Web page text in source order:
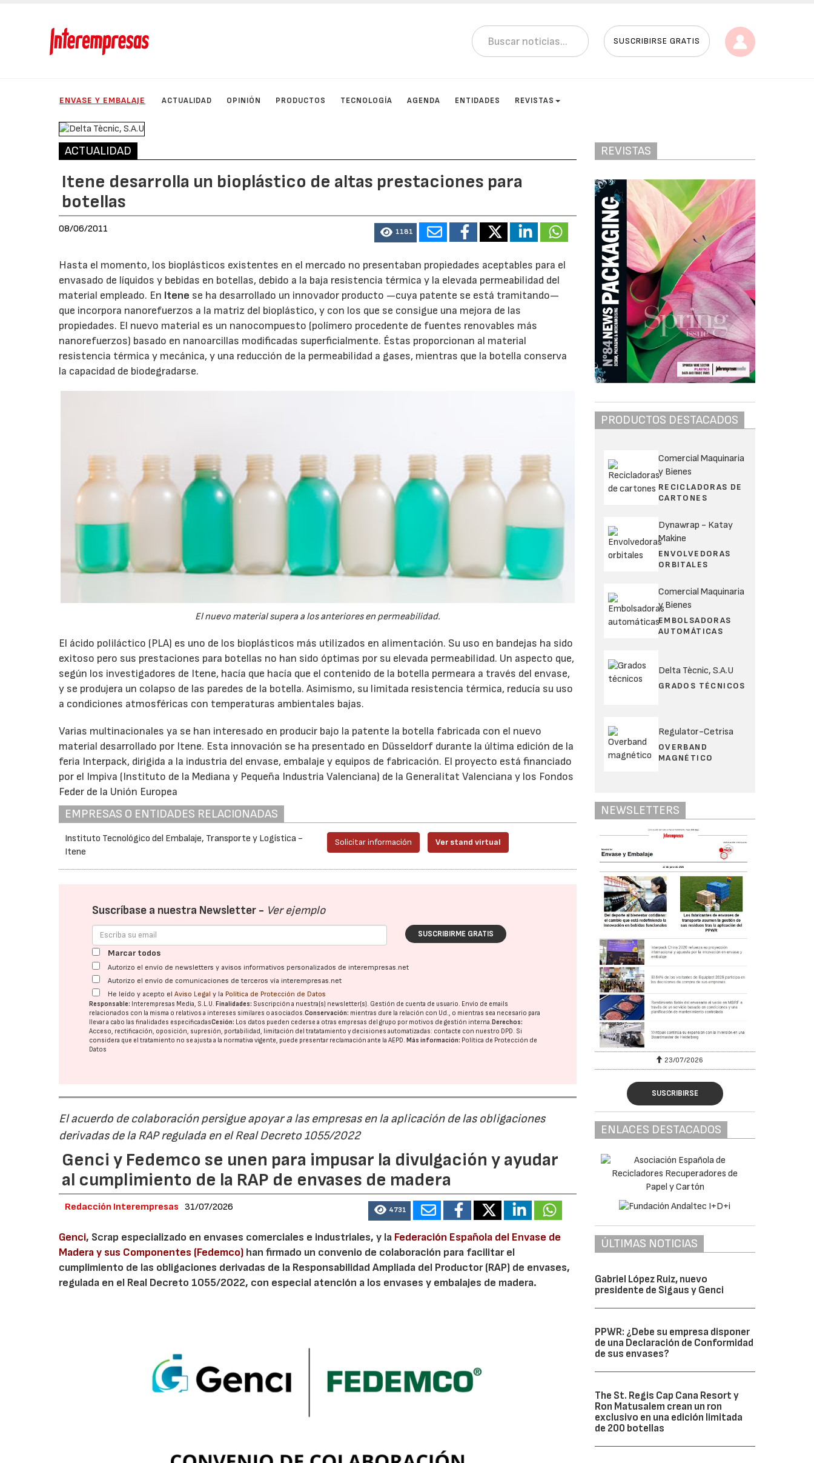
SUSCRIBIRSE GRATIS
ENVASE Y EMBALAJE ACTUALIDAD OPINIÓN PRODUCTOS TECNOLOGÍA AGENDA ENTIDADES REVISTAS
ACTUALIDAD
Itene desarrolla un bioplástico de altas prestaciones para
botellas
08/06/2011 1181
Hasta el momento, los bioplásticos existentes en el mercado no presentaban propiedades aceptables para el
envasado de líquidos y bebidas en botellas, debido a la baja resistencia térmica y la elevada permeabilidad del
material empleado. En Itene se ha desarrollado un innovador producto —cuya patente se está tramitando—
que incorpora nanorefuerzos a la matriz del bioplástico, y con los que se consigue una mejora de las
propiedades. El nuevo material es un nanocompuesto (polímero procedente de fuentes renovables más
nanorefuerzos) basado en nanoarcillas modificadas superficialmente. Éstas proporcionan al material
resistencia térmica y mecánica, y una reducción de la permeabilidad a gases, mientras que la botella conserva
la capacidad de biodegradarse.
El nuevo material supera a los anteriores en permeabilidad.
El ácido poliláctico (PLA) es uno de los bioplásticos más utilizados en alimentación. Su uso en bandejas ha sido
exitoso pero sus prestaciones para botellas no han sido óptimas por su elevada permeabilidad. Un aspecto que,
según los investigadores de Itene, hacía que hacía que el contenido de la botella permeara a través del envase,
y se produjera un colapso de las paredes de la botella. Asimismo, su limitada resistencia térmica, reducía su uso
a condiciones atmosféricas con temperaturas ambientales bajas.
Varias multinacionales ya se han interesado en producir bajo la patente la botella fabricada con el nuevo
material desarrollado por Itene. Esta innovación se ha presentado en Düsseldorf durante la última edición de la
feria Interpack, dirigida a la industria del envase, embalaje y equipos de fabricación. El proyecto está financiado
por el Impiva (Instituto de la Mediana y Pequeña Industria Valenciana) de la Generalitat Valenciana y los Fondos
Feder de la Unión Europea
EMPRESAS O ENTIDADES RELACIONADAS
Instituto Tecnológico del Embalaje, Transporte y Logística -
Itene
Solicitar información Ver stand virtual
Suscríbase a nuestra Newsletter - Ver ejemplo
SUSCRIBIRME GRATIS
Marcar todos
Autorizo el envío de newsletters y avisos informativos personalizados de interempresas.net
Autorizo el envío de comunicaciones de terceros vía interempresas.net
He leído y acepto elAviso Legal y la Política de Protección de Datos
Responsable: Interempresas Media, S.L.U.Finalidades: Suscripción a nuestra(s) newsletter(s). Gestión de cuenta de usuario. Envío de emails
relacionados con la misma o relativos a intereses similares o asociados.Conservación: mientras dure la relación con Ud., o mientras sea necesario para
llevar a cabo las finalidades especificadasCesión: Los datos pueden cederse a otras empresas del grupo por motivos de gestión interna.Derechos:
Acceso, rectificación, oposición, supresión, portabilidad, limitación del tratatamiento y decisiones automatizadas: contacte con nuestro DPD. Si
considera que el tratamiento no se ajusta a la normativa vigente, puede presentar reclamación ante laAEPD.Más información: Política de Protección de
Datos
El acuerdo de colaboración persigue apoyar a las empresas en la aplicación de las obligaciones
derivadas de la RAP regulada en el Real Decreto 1055/2022
Genci y Fedemco se unen para impusar la divulgación y ayudar
al cumplimiento de la RAP de envases de madera
Redacción Interempresas 31/07/2026 4731
Genci, Scrap especializado en envases comerciales e industriales, y la Federación Española del Envase de
Madera y sus Componentes (Fedemco) han firmado un convenio de colaboración para facilitar el
cumplimiento de las obligaciones derivadas de la Responsabilidad Ampliada del Productor (RAP) de envases,
regulada en el Real Decreto 1055/2022, con especial atención a los envases y embalajes de madera.
REVISTAS
PRODUCTOS DESTACADOS
Comercial Maquinaria
y Bienes
RECICLADORAS DE
CARTONES
Dynawrap - Katay
Makine
ENVOLVEDORAS
ORBITALES
Comercial Maquinaria
y Bienes
EMBOLSADORAS
AUTOMÁTICAS
Delta Tècnic, S.A.U
GRADOS TÉCNICOS
Regulator-Cetrisa
OVERBAND
MAGNÉTICO
NEWSLETTERS
23/07/2026
SUSCRIBIRSE
ENLACES DESTACADOS
ÚLTIMAS NOTICIAS
Gabriel López Ruiz, nuevo
presidente de Sigaus y Genci
PPWR: ¿Debe su empresa disponer
de una Declaración de Conformidad
de sus envases?
The St. Regis Cap Cana Resort y
Ron Matusalem crean un ron
exclusivo en una edición limitada
de 200 botellas